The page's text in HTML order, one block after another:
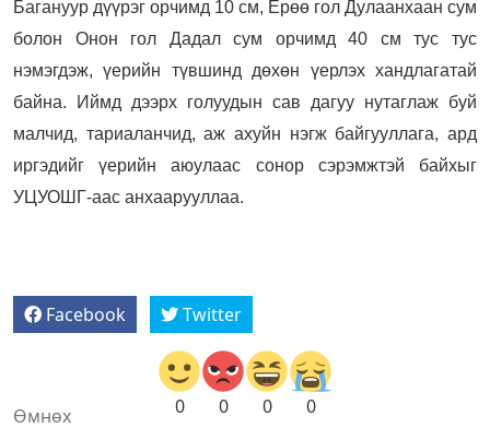
Багануур дүүрэг орчимд 10 см, Ерөө гол Дулаанхаан сум
болон Онон гол Дадал сум орчимд 40 см тус тус
нэмэгдэж, үерийн түвшинд дөхөн үерлэх хандлагатай
байна. Иймд дээрх голуудын сав дагуу нутаглаж буй
малчид, тариаланчид, аж ахуйн нэгж байгууллага, ард
иргэдийг үерийн аюулаас сонор сэрэмжтэй байхыг
УЦУОШГ-аас анхаарууллаа.
Facebook Twitter
0 0 0 0
Өмнөх